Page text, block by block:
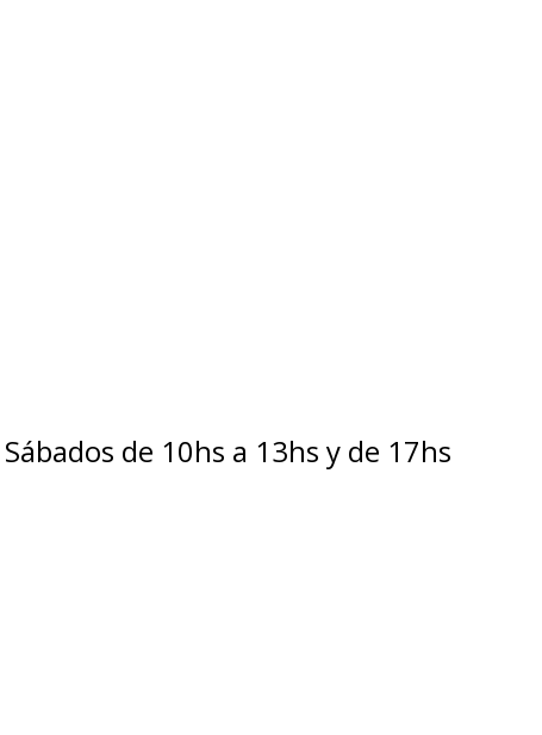
de 10hs a 13hs y de 17hs